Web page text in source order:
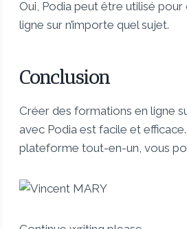
Oui, Podia peut être utilisé
ligne sur n’importe quel sujet.
Conclusion
Créer des formations en ligne
avec Podia est facile et
plateforme tout-en-un, vous